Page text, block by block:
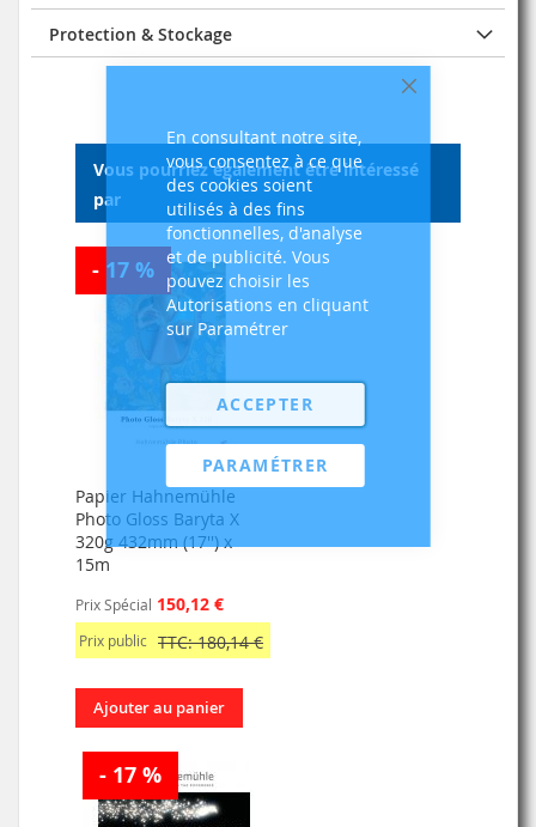
Fermer
En consultant notre site,
vous consentez à ce que
des cookies soient
utilisés à des fins
fonctionnelles, d'analyse
et de publicité. Vous
pouvez choisir les
Autorisations en cliquant
sur Paramétrer
ACCEPTER
PARAMÉTRER
Protection & Stockage
Vous pourriez également être intéressé
par
- 17 %
Papier Hahnemühle
Photo Gloss Baryta X
320g 432mm (17'') x
15m
Prix Spécial 150,12 €
Prix public TTC: 180,14 €
Ajouter au panier
- 17 %